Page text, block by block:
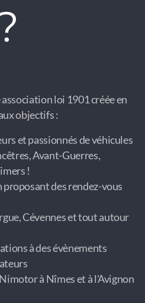
loi 1901 créée en
objectifs :
et passionnés de véhicules
Avant-Guerres,
!
proposant des rendez-vous
Cévennes et tout autour
à des évènements
à Nîmes et à l'Avignon